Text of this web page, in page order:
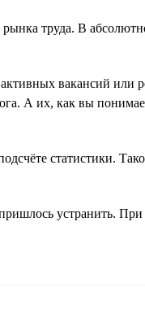
рынка труда. В
вакансий или
А их, как вы
статистики.
устранить.